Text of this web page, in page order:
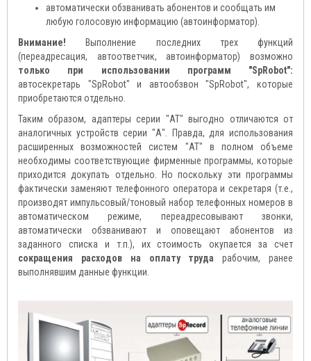
автоматически обзванивать абонентов и сообщать им
любую голосовую информацию (автоинформатор).
Внимание!
Выполнение последних трех функций
(переадресация, автоответчик, автоинформатор) возможно
только при использовании программ "SpRobot":
автосекретарь "SpRobot" и автообзвон "SpRobot", которые
приобретаются отдельно.
Таким образом, адаптеры серии "АТ" выгодно отличаются от
аналогичных устройств серии "А". Правда, для использования
расширенных возможностей систем "АТ" в полном объеме
необходимы соответствующие фирменные программы, которые
приходится докупать отдельно. Но поскольку эти программы
фактически заменяют телефонного оператора и секретаря (т.е.,
производят импульсовый/тоновый набор телефонных номеров в
автоматическом режиме, переадресовывают звонки,
автоматически обзванивают и оповещают абонентов из
заданного списка и т.п.), их стоимость окупается за счет
сокращения расходов на оплату труда рабочим, ранее
выполнявшим данные функции.